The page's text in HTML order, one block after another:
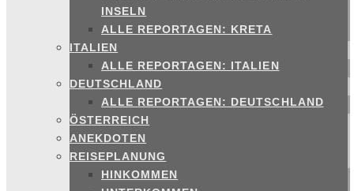
INSELN
ALLE REPORTAGEN: KRETA
ITALIEN
ALLE REPORTAGEN: ITALIEN
DEUTSCHLAND
ALLE REPORTAGEN: DEUTSCHLAND
ÖSTERREICH
ANEKDOTEN
REISEPLANUNG
HINKOMMEN